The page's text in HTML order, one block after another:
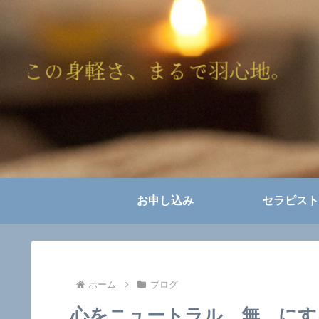
お申し込み セラピスト
ホーム ブログ